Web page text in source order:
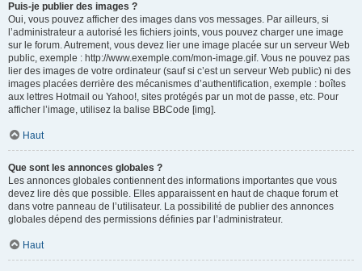
Puis-je publier des images ?
Oui, vous pouvez afficher des images dans vos messages. Par ailleurs, si
l’administrateur a autorisé les fichiers joints, vous pouvez charger une image
sur le forum. Autrement, vous devez lier une image placée sur un serveur Web
public, exemple : http://www.exemple.com/mon-image.gif. Vous ne pouvez pas
lier des images de votre ordinateur (sauf si c’est un serveur Web public) ni des
images placées derrière des mécanismes d’authentification, exemple : boîtes
aux lettres Hotmail ou Yahoo!, sites protégés par un mot de passe, etc. Pour
afficher l’image, utilisez la balise BBCode [img].
Haut
Que sont les annonces globales ?
Les annonces globales contiennent des informations importantes que vous
devez lire dès que possible. Elles apparaissent en haut de chaque forum et
dans votre panneau de l’utilisateur. La possibilité de publier des annonces
globales dépend des permissions définies par l’administrateur.
Haut